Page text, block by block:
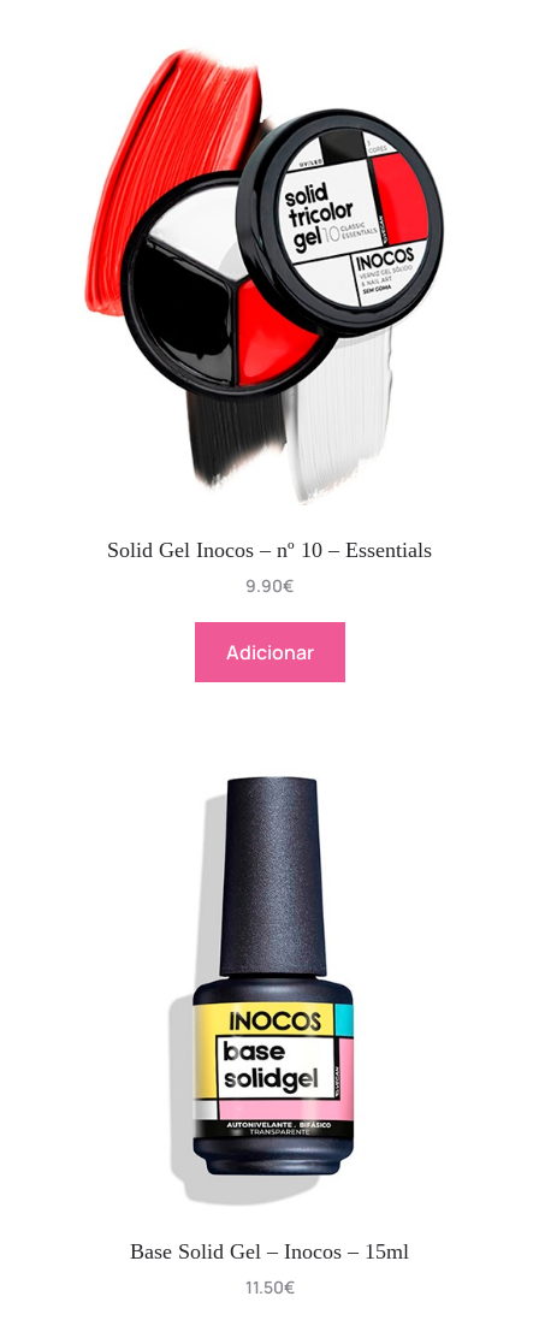
Solid Gel Inocos – nº 10 – Essentials
9.90€
Adicionar
Base Solid Gel – Inocos – 15ml
11.50€